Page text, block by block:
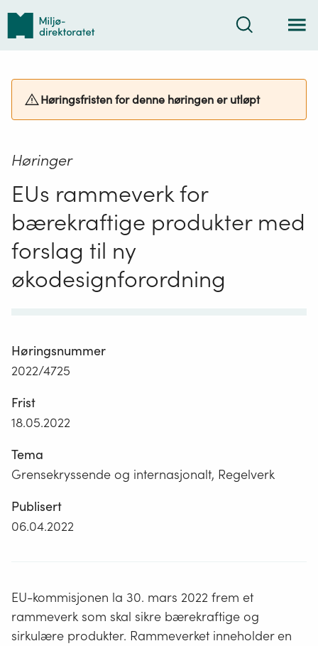
Tilbake
forsiden
Søk
Høringsfristen for denne høringen er utløpt
Høringer
EUs rammeverk for
bærekraftige produkter med
forslag til ny
økodesignforordning
Høringsnummer
2022/4725
Frist
18.05.2022
Tema
Grensekryssende og internasjonalt, Regelverk
Publisert
06.04.2022
EU-kommisjonen la 30. mars 2022 frem et
rammeverk som skal sikre bærekraftige og
sirkulære produkter. Rammeverket inneholder en